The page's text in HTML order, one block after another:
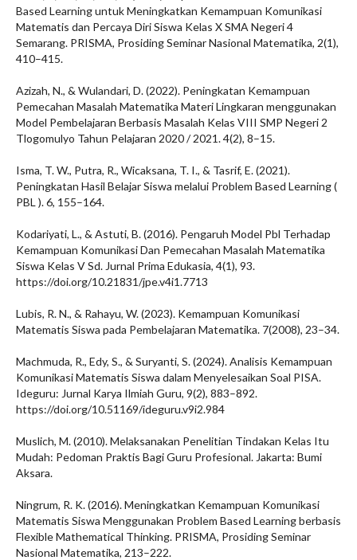
Based Learning untuk Meningkatkan Kemampuan Komunikasi
Matematis dan Percaya Diri Siswa Kelas X SMA Negeri 4
Semarang. PRISMA, Prosiding Seminar Nasional Matematika, 2(1),
410–415.
Azizah, N., & Wulandari, D. (2022). Peningkatan Kemampuan
Pemecahan Masalah Matematika Materi Lingkaran menggunakan
Model Pembelajaran Berbasis Masalah Kelas VIII SMP Negeri 2
Tlogomulyo Tahun Pelajaran 2020 / 2021. 4(2), 8–15.
Isma, T. W., Putra, R., Wicaksana, T. I., & Tasrif, E. (2021).
Peningkatan Hasil Belajar Siswa melalui Problem Based Learning (
PBL ). 6, 155–164.
Kodariyati, L., & Astuti, B. (2016). Pengaruh Model Pbl Terhadap
Kemampuan Komunikasi Dan Pemecahan Masalah Matematika
Siswa Kelas V Sd. Jurnal Prima Edukasia, 4(1), 93.
https://doi.org/10.21831/jpe.v4i1.7713
Lubis, R. N., & Rahayu, W. (2023). Kemampuan Komunikasi
Matematis Siswa pada Pembelajaran Matematika. 7(2008), 23–34.
Machmuda, R., Edy, S., & Suryanti, S. (2024). Analisis Kemampuan
Komunikasi Matematis Siswa dalam Menyelesaikan Soal PISA.
Ideguru: Jurnal Karya Ilmiah Guru, 9(2), 883–892.
https://doi.org/10.51169/ideguru.v9i2.984
Muslich, M. (2010). Melaksanakan Penelitian Tindakan Kelas Itu
Mudah: Pedoman Praktis Bagi Guru Profesional. Jakarta: Bumi
Aksara.
Ningrum, R. K. (2016). Meningkatkan Kemampuan Komunikasi
Matematis Siswa Menggunakan Problem Based Learning berbasis
Flexible Mathematical Thinking. PRISMA, Prosiding Seminar
Nasional Matematika, 213–222.